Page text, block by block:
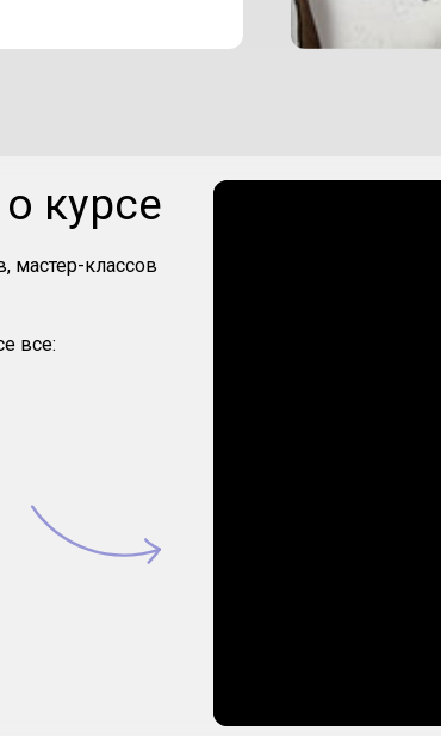
курсе
мастер-классов
все: